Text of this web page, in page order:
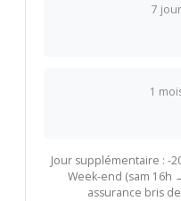
7
1
Jour supplémentaire : -
Week-end (sam 16h
assurance bris